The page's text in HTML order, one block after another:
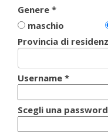
Genere *
maschio
Provincia di
Username *
Scegli una